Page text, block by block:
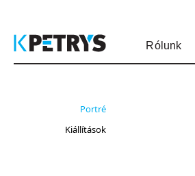
Rólunk
Portré
Kiállítások